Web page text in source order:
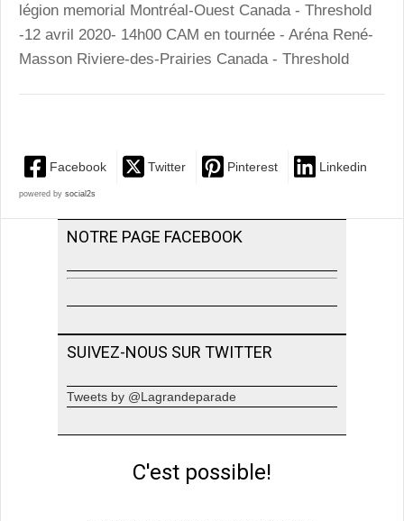
légion memorial Montréal-Ouest Canada - Threshold
-12 avril 2020- 14h00 CAM en tournée - Aréna René-
Masson Riviere-des-Prairies Canada - Threshold
Facebook Twitter Pinterest Linkedin
powered by social2s
NOTRE PAGE FACEBOOK
SUIVEZ-NOUS SUR TWITTER
Tweets by @Lagrandeparade
C'est possible!